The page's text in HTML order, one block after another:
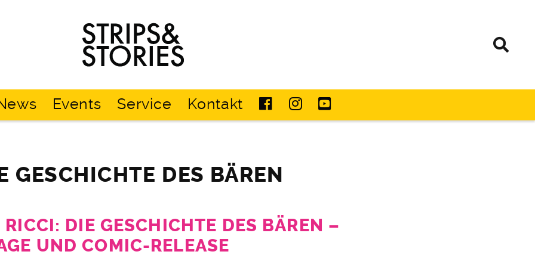
Strips
&
Stories
Events Service Kontakt
GESCHICHTE DES BÄREN
RICCI: DIE GESCHICHTE DES BÄREN –
UND COMIC-RELEASE